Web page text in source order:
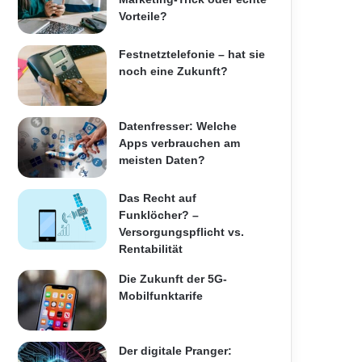
Vorteile?
Festnetztelefonie – hat sie
noch eine Zukunft?
Datenfresser: Welche
Apps verbrauchen am
meisten Daten?
Das Recht auf
Funklöcher? –
Versorgungspflicht vs.
Rentabilität
Die Zukunft der 5G-
Mobilfunktarife
Der digitale Pranger: